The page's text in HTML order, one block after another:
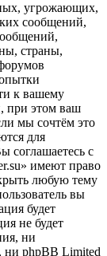
угрожающих,
сообщений,
страны,
к вашему
при этом ваш
мы сочтём это
для
соглашаетесь с
имеют право
любую тему
вы
будет
не будет
ни
ни phpBB Limited